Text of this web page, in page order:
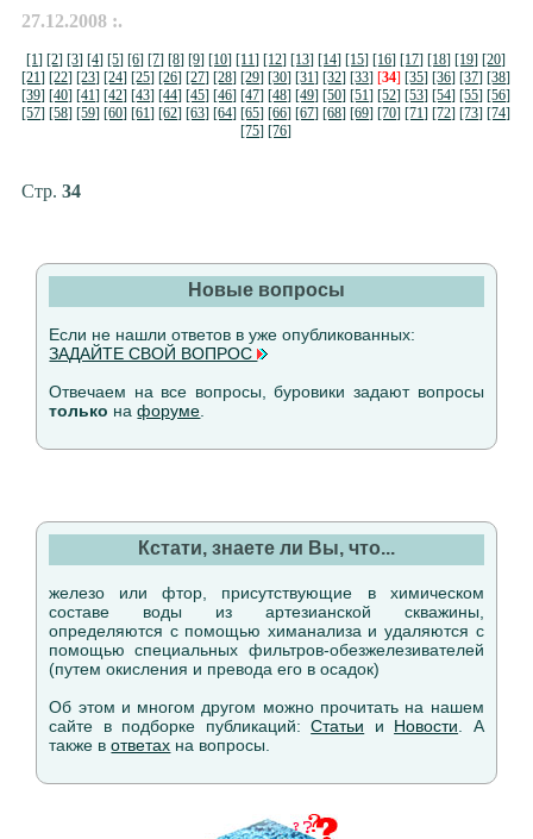
27.12.2008 :.
[1] [2] [3] [4] [5] [6] [7] [8] [9] [10] [11] [12] [13] [14] [15] [16] [17] [18] [19] [20]
[21] [22] [23] [24] [25] [26] [27] [28] [29] [30] [31] [32] [33] [34] [35] [36] [37] [38]
[39] [40] [41] [42] [43] [44] [45] [46] [47] [48] [49] [50] [51] [52] [53] [54] [55] [56]
[57] [58] [59] [60] [61] [62] [63] [64] [65] [66] [67] [68] [69] [70] [71] [72] [73] [74]
[75] [76]
Стр. 34
Новые вопросы
Если не нашли ответов в уже опубликованных:
ЗАДАЙТЕ СВОЙ ВОПРОС
Отвечаем на все вопросы, буровики задают вопросы
только нафоруме
Кстати, знаете ли Вы, что...
железо или фтор, присутствующие в химическом
составе воды из артезианской скважины,
определяются с помощью химанализа и удаляются с
помощью специальных фильтров-обезжелезивателей
(путем окисления и превода его в осадок)
Об этом и многом другом можно прочитать на нашем
сайте в подборке публикаций:Статьи и Новости . А
также вответах на вопросы.